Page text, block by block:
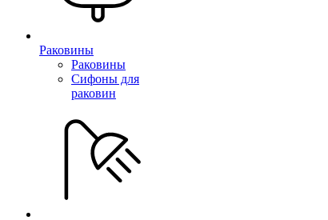
Раковины
Раковины
Сифоны для
раковин